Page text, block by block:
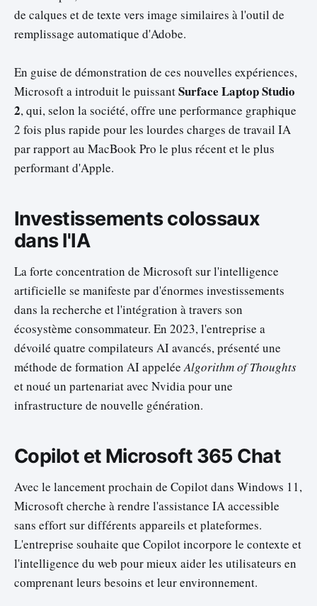
de calques et de texte vers image similaires à l'outil de
remplissage automatique d'Adobe.
En guise de démonstration de ces nouvelles expériences,
Microsoft a introduit le puissantSurface Laptop Studio
2, qui, selon la société, offre une performance graphique
2 fois plus rapide pour les lourdes charges de travail IA
par rapport au MacBook Pro le plus récent et le plus
performant d'Apple.
Investissements colossaux
dans l'IA
La forte concentration de Microsoft sur l'intelligence
artificielle se manifeste par d'énormes investissements
dans la recherche et l'intégration à travers son
écosystème consommateur. En 2023, l'entreprise a
dévoilé quatre compilateurs AI avancés, présenté une
méthode de formation AI appeléeAlgorithm of Thoughts
et noué un partenariat avec Nvidia pour une
infrastructure de nouvelle génération.
Copilot et Microsoft 365 Chat
Avec le lancement prochain de Copilot dans Windows 11,
Microsoft cherche à rendre l'assistance IA accessible
sans effort sur différents appareils et plateformes.
L'entreprise souhaite que Copilot incorpore le contexte et
l'intelligence du web pour mieux aider les utilisateurs en
comprenant leurs besoins et leur environnement.